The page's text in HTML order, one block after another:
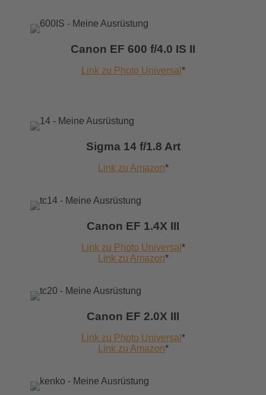
Canon EF 600 f/4.0 IS II
Link zu Photo Universal *
Sigma 14 f/1.8 Art
Link zu Amazon*
Canon EF 1.4X III
Link zu Photo Universal *
Link zu Amazon*
Canon EF 2.0X III
Link zu Photo Universal *
Link zu Amazon*